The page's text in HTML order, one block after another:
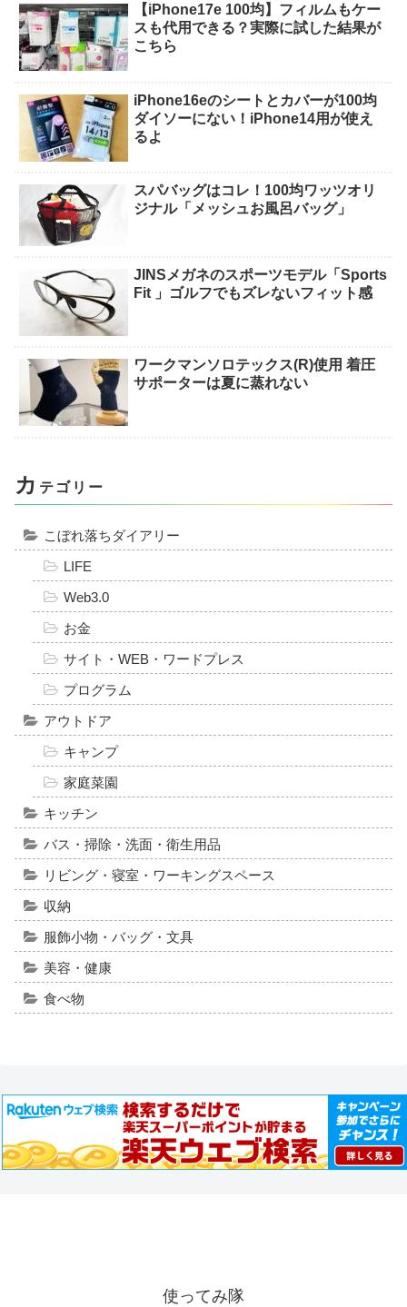
【iPhone17e 100均】フィルムもケー
スも代用できる？実際に試した結果が
こちら
iPhone16eのシートとカバーが100均
ダイソーにない！iPhone14用が使え
るよ
スパバッグはコレ！100均ワッツオリ
ジナル「メッシュお風呂バッグ」
JINSメガネのスポーツモデル「Sports
Fit 」ゴルフでもズレないフィット感
ワークマンソロテックス(R)使用 着圧
サポーターは夏に蒸れない
カ テゴリー
こぼれ落ちダイアリー
LIFE
Web3.0
お金
サイト・WEB・ワードプレス
プログラム
アウトドア
キャンプ
家庭菜園
キッチン
バス・掃除・洗面・衛生用品
リビング・寝室・ワーキングスペース
収納
服飾小物・バッグ・文具
美容・健康
食べ物
使ってみ隊